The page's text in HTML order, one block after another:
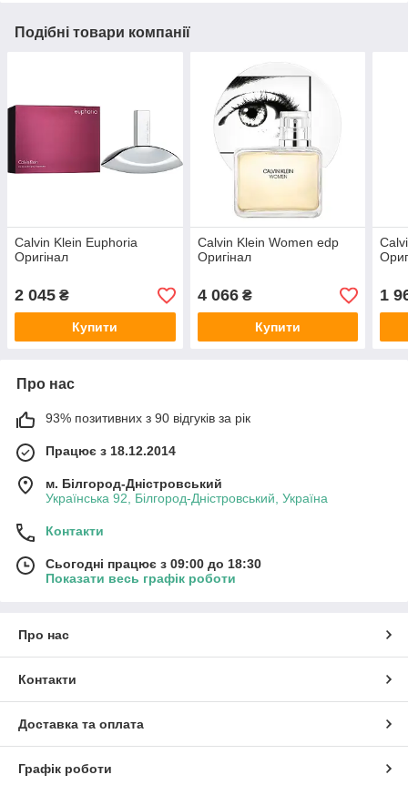
Подібні товари компанії
Calvin Klein Euphoria
Оригінал
2 045 ₴
Купити
Calvin Klein Women edp
Оригінал
4 066₴
Купити
1
Про нас
93% позитивних з 90 відгуків за рік
Працює з 18.12.2014
м. Білгород-Дністровський
Українська 92, Білгород-Дністровський, Україна
Контакти
Сьогодні працює з 09:00 до 18:30
Показати весь графік роботи
Про нас
Контакти
Доставка та оплата
Графік роботи